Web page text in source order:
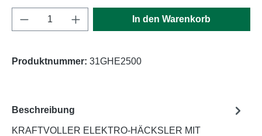
Produkt Anzahl: Gib den gewünschten
In den Warenkorb
Produktnummer: 31GHE2500
Beschreibung
KRAFTVOLLER ELEKTRO-HÄCKSLER MIT